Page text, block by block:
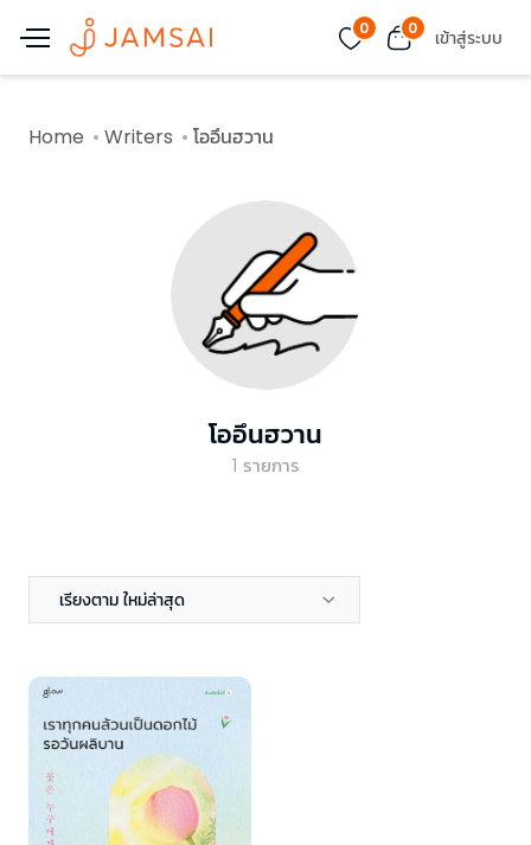
0 0 เข้าสู่ระบบ
Home Writers โออึนฮวาน
โออึนฮวาน
1 รายการ
เรียงตาม ใหม่ล่าสุด